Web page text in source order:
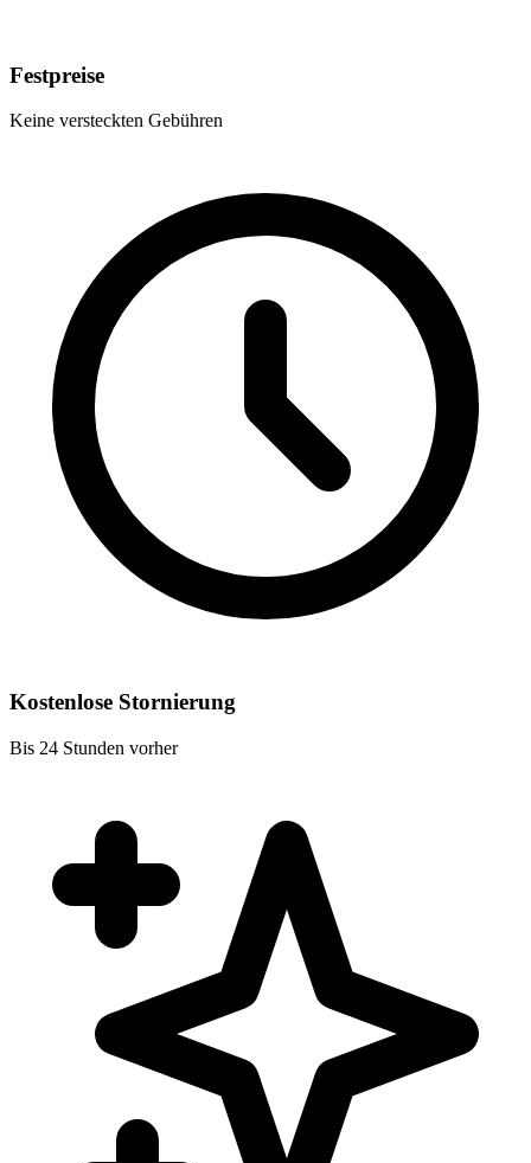
Festpreise
Keine versteckten Gebühren
Kostenlose Stornierung
Bis 24 Stunden vorher